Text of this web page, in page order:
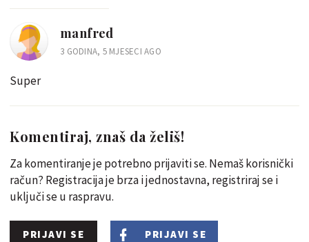
manfred
3 GODINA, 5 MJESECI AGO
Super
Komentiraj, znaš da želiš!
Za komentiranje je potrebno prijaviti se. Nemaš korisnički
račun? Registracija je brza i jednostavna, registriraj se i
uključi se u raspravu.
PRIJAVI SE PRIJAVI SE